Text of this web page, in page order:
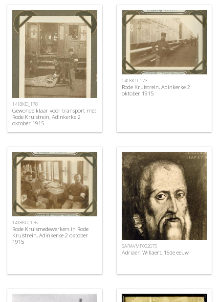
1418KD_178
Gewonde klaar voor transport met
Rode Kruistrein, Adinkerke 2
oktober 1915
1418KD_173
Rode Kruistrein, Adinkerke 2
oktober 1915
1418KD_176
Rode Kruismedewerkers in Rode
Kruistrein, Adinkerke 2 oktober
1915
SARAVMF002675
Adriaen Willaert, 16de eeuw